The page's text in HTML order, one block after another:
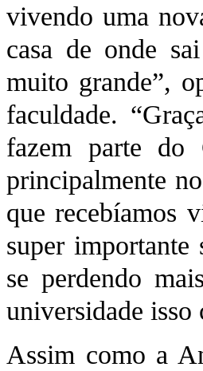
vivendo uma
casa de onde
muito grande”,
faculdade.
fazem parte do
principalmente
que recebíamos
super importante
se perdendo
universidade
Assim como a